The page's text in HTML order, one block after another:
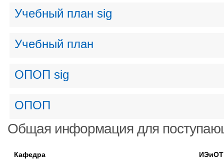
Учебный план sig
Учебный план
ОПОП sig
ОПОП
Общая информация для
Кафедра ИЭиОТ